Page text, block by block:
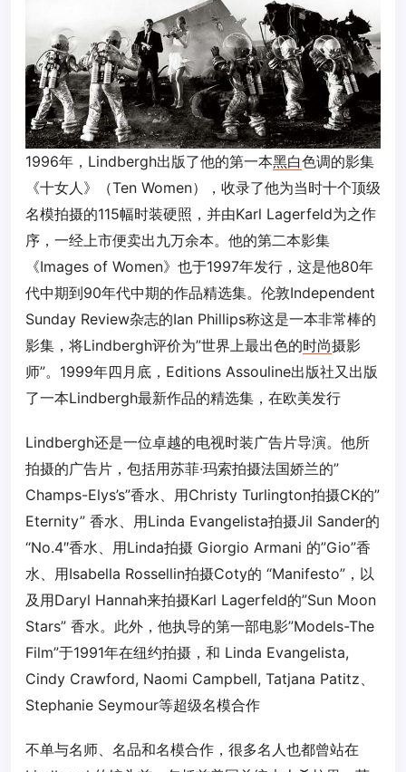
1996年，Lindbergh出版了他的第一本黑白色调的影集
《十女人》（Ten Women），收录了他为当时十个顶级
名模拍摄的115幅时装硬照，并由Karl Lagerfeld为之作
序，一经上市便卖出九万余本。他的第二本影集
《Images of Women》也于1997年发行，这是他80年
代中期到90年代中期的作品精选集。伦敦Independent
Sunday Review杂志的Ian Phillips称这是一本非常棒的
影集，将Lindbergh评价为”世界上最出色的时尚摄影
师”。1999年四月底，Editions Assouline出版社又出版
了一本Lindbergh最新作品的精选集，在欧美发行
Lindbergh还是一位卓越的电视时装广告片导演。他所
拍摄的广告片，包括用苏菲·玛索拍摄法国娇兰的”
Champs-Elys’s”香水、用Christy Turlington拍摄CK的”
Eternity” 香水、用Linda Evangelista拍摄Jil Sander的
“No.4″香水、用Linda拍摄 Giorgio Armani 的”Gio”香
水、用Isabella Rossellin拍摄Coty的 “Manifesto”，以
及用Daryl Hannah来拍摄Karl Lagerfeld的”Sun Moon
Stars” 香水。此外，他执导的第一部电影”Models-The
Film”于1991年在纽约拍摄，和 Linda Evangelista,
Cindy Crawford, Naomi Campbell, Tatjana Patitz、
Stephanie Seymour等超级名模合作
不单与名师、名品和名模合作，很多名人也都曾站在